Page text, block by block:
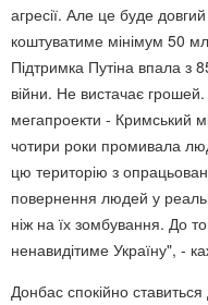
агресії. Але це буде
коштуватиме мінімум 50
Підтримка Путіна впала з
війни. Не вистачає
мегапроекти - Кримський
чотири роки промивала
цю територію з
повернення людей у
ніж на їх зомбування. До
ненавидітиме Україну", -
Донбас спокійно